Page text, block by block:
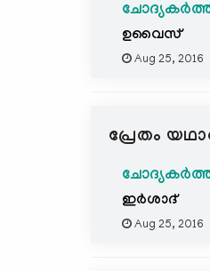
ഉവൈസ്
Aug 25, 2016
പ്രേതം
ഇര്‍ശാദ്
Aug 25, 2016